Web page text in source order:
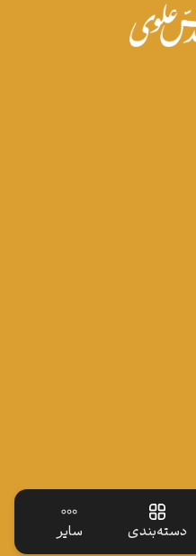
دسته‌بندی سایر